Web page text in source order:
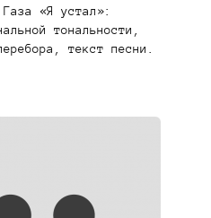
«Я устал»:
тональности,
текст песни.